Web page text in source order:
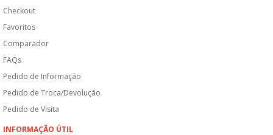
Checkout
Favoritos
Comparador
FAQs
Pedido de Informação
Pedido de Troca/Devolução
Pedido de Visita
INFORMAÇÃO ÚTIL